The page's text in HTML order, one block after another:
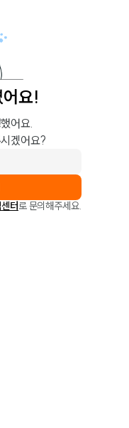
요!
어요.
겠어요?
터로 문의해주세요.